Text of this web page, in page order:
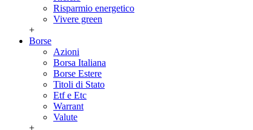
Risparmio energetico
Vivere green
+
Borse
Azioni
Borsa Italiana
Borse Estere
Titoli di Stato
Etf e Etc
Warrant
Valute